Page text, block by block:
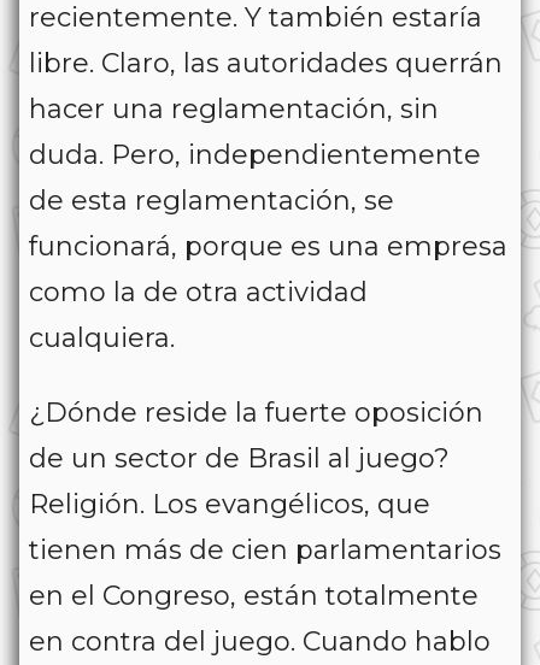
recientemente. Y también estaría
libre. Claro, las autoridades querrán
hacer una reglamentación, sin
duda. Pero, independientemente
de esta reglamentación, se
funcionará, porque es una empresa
como la de otra actividad
cualquiera.
¿Dónde reside la fuerte oposición
de un sector de Brasil al juego?
Religión. Los evangélicos, que
tienen más de cien parlamentarios
en el Congreso, están totalmente
en contra del juego. Cuando hablo